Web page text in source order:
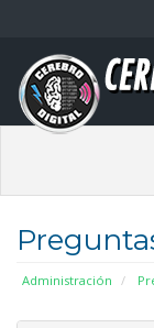
Administración